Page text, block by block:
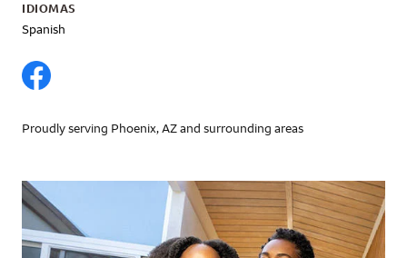
IDIOMAS
Spanish
Proudly serving Phoenix, AZ and surrounding areas